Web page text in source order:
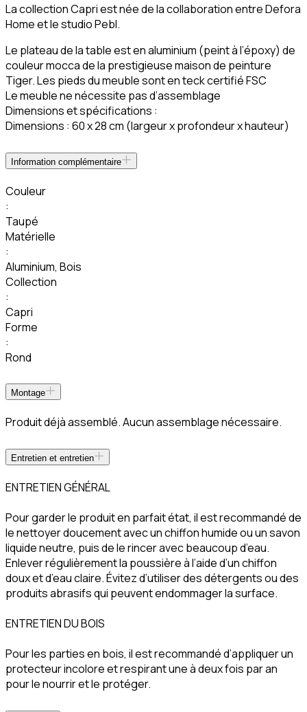
La collection Capri est née de la collaboration entre Defora
Home et le studio Pebl.
Le plateau de la table est en aluminium (peint à l’époxy) de
couleur mocca de la prestigieuse maison de peinture
Tiger. Les pieds du meuble sont en teck certifié FSC
Le meuble ne nécessite pas d’assemblage
Dimensions et spécifications :
Dimensions : 60 x 28 cm (largeur x profondeur x hauteur)
Information complémentaire
Couleur
:
Taupé
Matérielle
:
Aluminium, Bois
Collection
:
Capri
Forme
:
Rond
Montage
Produit déjà assemblé. Aucun assemblage nécessaire.
Entretien et entretien
ENTRETIEN GÉNÉRAL
Pour garder le produit en parfait état, il est recommandé de
le nettoyer doucement avec un chiffon humide ou un savon
liquide neutre, puis de le rincer avec beaucoup d’eau.
Enlever régulièrement la poussière à l’aide d’un chiffon
doux et d’eau claire. Évitez d’utiliser des détergents ou des
produits abrasifs qui peuvent endommager la surface.
ENTRETIEN DU BOIS
Pour les parties en bois, il est recommandé d’appliquer un
protecteur incolore et respirant une à deux fois par an
pour le nourrir et le protéger.